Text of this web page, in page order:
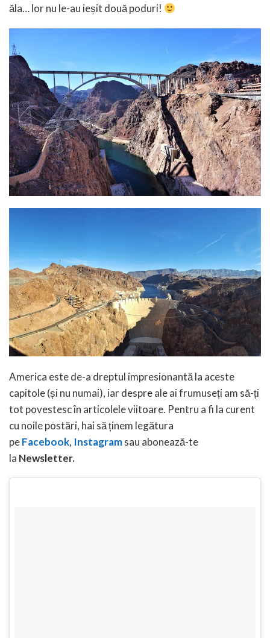
ăla… lor nu le-au ieșit două poduri!
America este de-a dreptul impresionantă la aceste
capitole (și nu numai), iar despre ale ai frumuseți am să-ți
tot povestesc în articolele viitoare. Pentru a fi la curent
cu noile postări, hai să ținem legătura
peFacebook, Instagramsau abonează-te
la Newsletter.